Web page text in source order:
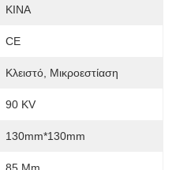
ΚΙΝΑ
CE
Κλειστό, Μικροεστίαση
90 KV
130mm*130mm